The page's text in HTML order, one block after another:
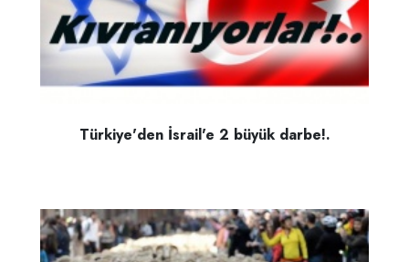
Türkiye'den İsrail'e 2 büyük darbe!.